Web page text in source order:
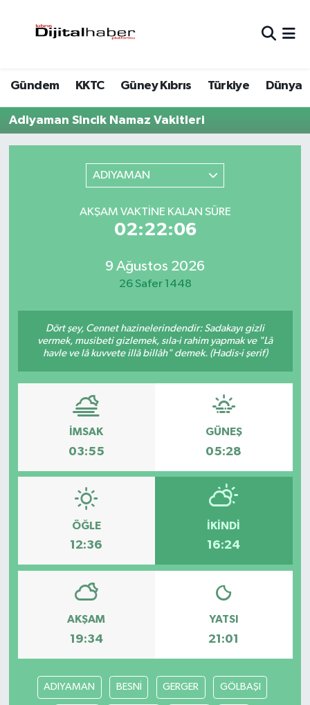
Gündem KKTC Güney Kıbrıs Türkiye Dünya
Adiyaman Sincik Namaz Vakitleri
ADIYAMAN
AKŞAM VAKTINE KALAN SÜRE
02:22:06
9 Ağustos 2026
26 Safer 1448
Dört şey, Cennet hazinelerindendir: Sadakayı gizli
vermek, musibeti gizlemek, sıla-i rahim yapmak ve "Lâ
havle ve lâ kuvvete illâ billâh" demek. (Hadis-i şerif)
İMSAK
03:55
GÜNEŞ
05:28
ÖĞLE
12:36
İKINDI
16:24
AKŞAM
19:34
YATSI
21:01
ADIYAMAN BESNİ GERGER GÖLBAŞI
Trafik Durumu
Süper Lig Puan Durumu ve Fikstür